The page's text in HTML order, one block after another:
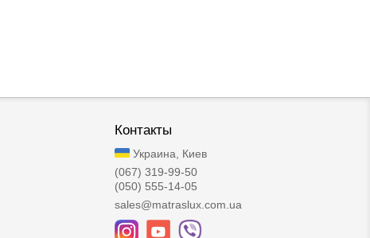
Контакты
Украина, Киев
(067) 319-99-50
(050) 555-14-05
sales@matraslux.com.ua